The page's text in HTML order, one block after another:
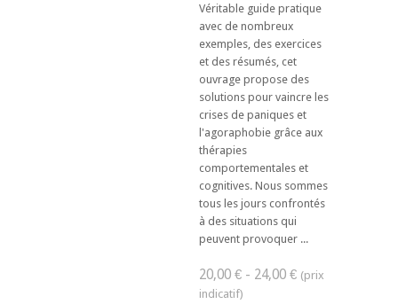
Véritable guide pratique
avec de nombreux
exemples, des exercices
et des résumés, cet
ouvrage propose des
solutions pour vaincre les
crises de paniques et
l'agoraphobie grâce aux
thérapies
comportementales et
cognitives. Nous sommes
tous les jours confrontés
à des situations qui
peuvent provoquer ...
20,00 € - 24,00 €